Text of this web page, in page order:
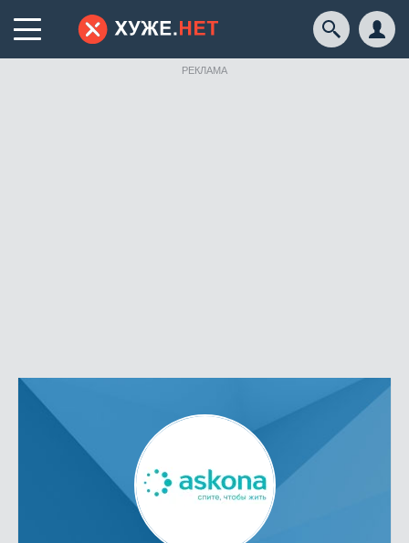
РЕКЛАМА